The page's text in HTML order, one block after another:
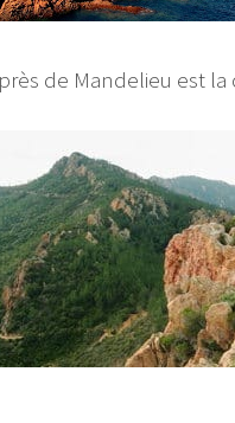
de Mandelieu est la